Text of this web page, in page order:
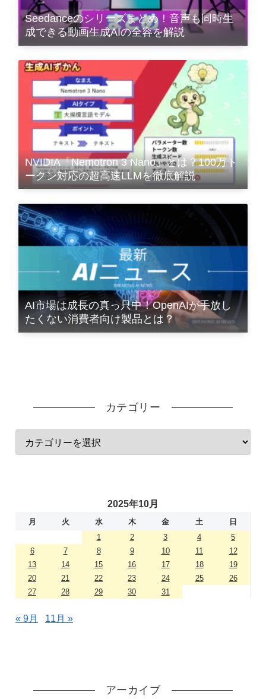
Seedanceのシリーズまとめ！音声も同時生
成できる動画生成AIの全容を解説
NVIDIA「Nemotron 3 Nano」とは？100万ト
ークン対応の超高速LLMを徹底解説
AI市場は成長の真っ只中！OpenAIが手放し
たくない消費者向け製品とは？
カテゴリー
2025年10月
月 火 水 木 金 土
日
1
2 3 4
5
6
7 8 9 10 11
12
13
14 15 16 17 18
19
20
21 22 23 24 25
26
27
28 29 30 31
« 9月 11月 »
アーカイブ